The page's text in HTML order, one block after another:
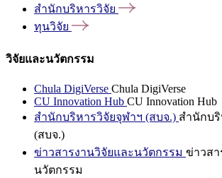
สำนักบริหารวิจัย
ทุนวิจัย
วิจัยและนวัตกรรม
Chula DigiVerse Chula DigiVerse
CU Innovation Hub CU Innovation Hub
สำนักบริหารวิจัยจุฬาฯ (สบจ.) สำนักบ
(สบจ.)
ข่าวสารงานวิจัยและนวัตกรรม ข่าวสา
นวัตกรรม